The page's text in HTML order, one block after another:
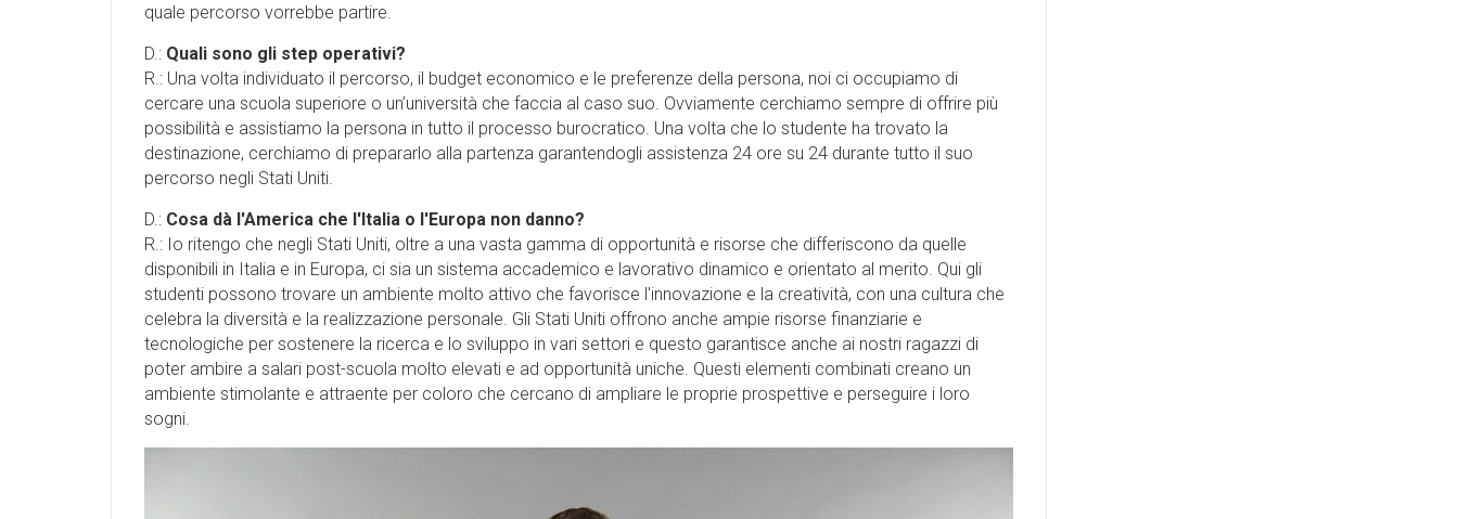
quale percorso vorrebbe partire.
D.: Quali sono gli step operativi?
R.: Una volta individuato il percorso, il budget economico e le preferenze della persona, noi ci occupiamo di
cercare una scuola superiore o un’università che faccia al caso suo. Ovviamente cerchiamo sempre di offrire più
possibilità e assistiamo la persona in tutto il processo burocratico. Una volta che lo studente ha trovato la
destinazione, cerchiamo di prepararlo alla partenza garantendogli assistenza 24 ore su 24 durante tutto il suo
percorso negli Stati Uniti.
D.: Cosa dà l'America che l'Italia o l'Europa non danno?
R.: Io ritengo che negli Stati Uniti, oltre a una vasta gamma di opportunità e risorse che differiscono da quelle
disponibili in Italia e in Europa, ci sia un sistema accademico e lavorativo dinamico e orientato al merito. Qui gli
studenti possono trovare un ambiente molto attivo che favorisce l'innovazione e la creatività, con una cultura che
celebra la diversità e la realizzazione personale. Gli Stati Uniti offrono anche ampie risorse finanziarie e
tecnologiche per sostenere la ricerca e lo sviluppo in vari settori e questo garantisce anche ai nostri ragazzi di
poter ambire a salari post-scuola molto elevati e ad opportunità uniche. Questi elementi combinati creano un
ambiente stimolante e attraente per coloro che cercano di ampliare le proprie prospettive e perseguire i loro
sogni.